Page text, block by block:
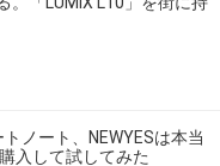
ノート、NEWYESは本当
入して試してみた